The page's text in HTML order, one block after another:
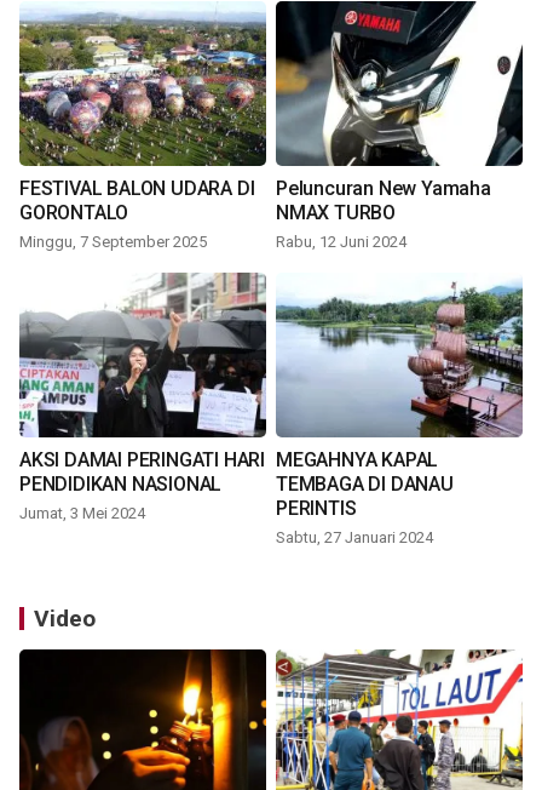
FESTIVAL BALON UDARA DI
GORONTALO
Minggu, 7 September 2025
Peluncuran New Yamaha
NMAX TURBO
Rabu, 12 Juni 2024
AKSI DAMAI PERINGATI HARI
PENDIDIKAN NASIONAL
Jumat, 3 Mei 2024
MEGAHNYA KAPAL
TEMBAGA DI DANAU
PERINTIS
Sabtu, 27 Januari 2024
Video